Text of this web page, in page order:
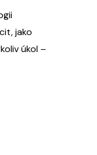
jako
úkol –